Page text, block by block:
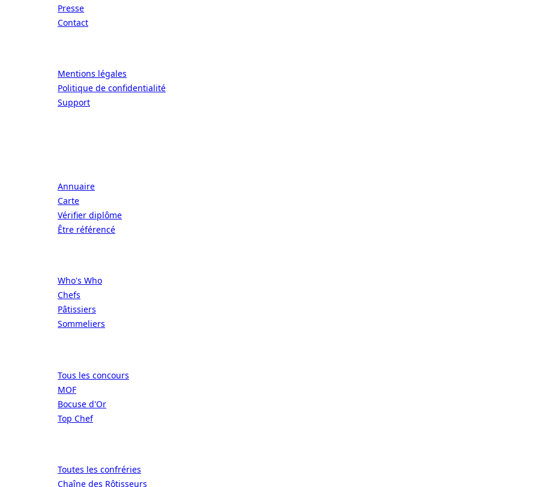
Presse
Contact
Mentions légales
Politique de confidentialité
Support
Annuaire
Carte
Vérifier diplôme
Être référencé
Who's Who
Chefs
Pâtissiers
Sommeliers
Tous les concours
MOF
Bocuse d'Or
Top Chef
Toutes les confréries
Chaîne des Rôtisseurs